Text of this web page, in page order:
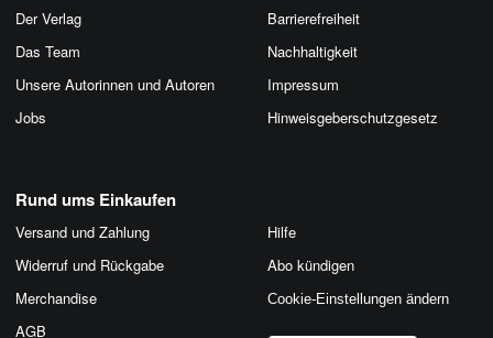
Der Verlag
Das Team
Unsere Autorinnen und Autoren
Jobs
Barrierefreiheit
Nachhaltigkeit
Impressum
Hinweis­geber­schutz­gesetz
Rund ums Einkaufen
Versand und Zahlung
Widerruf und Rückgabe
Merchandise
AGB
Hilfe
Abo kündigen
Cookie-Einstellungen ändern